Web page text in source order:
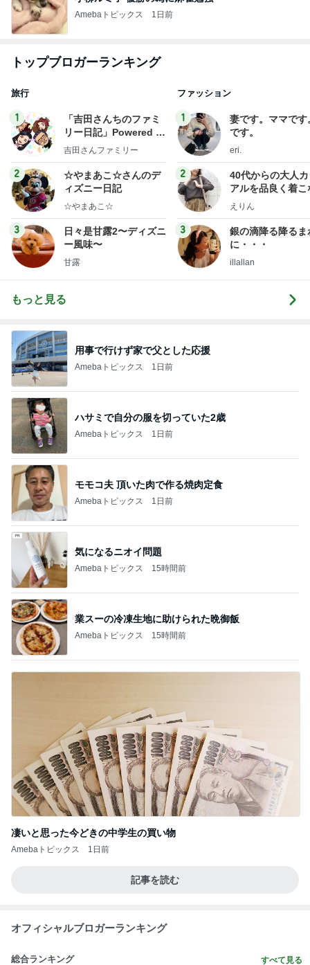
Amebaトピックス 1日前
トップブロガーランキング
旅行
1
「吉田さんちのファミ
リー日記」Powered b
y Ameba 吉田さんファ
ログ
吉田さんファミリー
2
☆やまあこ☆さんのデ
ィズニー日記
☆やまあこ☆
3
日々是甘露2〜ディズニ
ー風味〜
甘露
ファッション
1
妻です。ママです
です。
eri.
2
40代からの大人
アルを品良く着こ
ファッションブロ
えりん
3
銀の滴降る降るま
に・・・
illallan
もっと見る
用事で行けず家で父とした応援
Amebaトピックス 1日前
ハサミで自分の服を切っていた2歳
Amebaトピックス 1日前
モモコ夫 頂いた肉で作る焼肉定食
Amebaトピックス 1日前
気になるニオイ問題
Amebaトピックス 15時間前
業スーの冷凍生地に助けられた晩御飯
Amebaトピックス 15時間前
凄いと思った今どきの中学生の買い物
Amebaトピックス 1日前
記事を読む
オフィシャルブロガーランキング
総合ランキング すべて見る